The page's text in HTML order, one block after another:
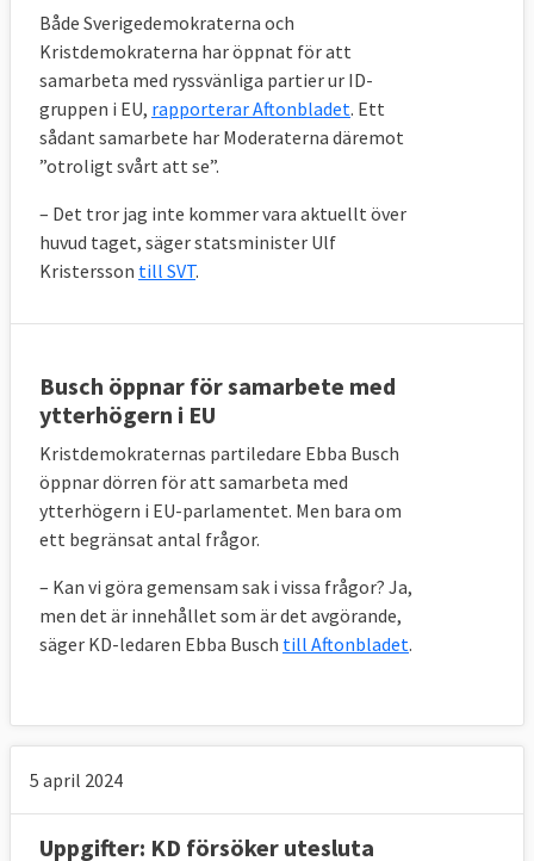
Både Sverigedemokraterna och
Kristdemokraterna har öppnat för att
samarbeta med ryssvänliga partier ur ID-
gruppen i EU, rapporterar Aftonbladet. Ett
sådant samarbete har Moderaterna däremot
”otroligt svårt att se”.
– Det tror jag inte kommer vara aktuellt över
huvud taget, säger statsminister Ulf
Kristersson till SVT.
Busch öppnar för samarbete med
ytterhögern i EU
Kristdemokraternas partiledare Ebba Busch
öppnar dörren för att samarbeta med
ytterhögern i EU-parlamentet. Men bara om
ett begränsat antal frågor.
– Kan vi göra gemensam sak i vissa frågor? Ja,
men det är innehållet som är det avgörande,
säger KD-ledaren Ebba Busch till Aftonbladet.
5 april 2024
Uppgifter: KD försöker utesluta